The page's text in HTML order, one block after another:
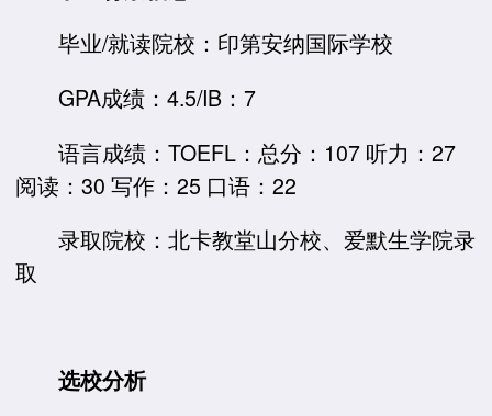
毕业/就读院校：印第安纳国际学校
GPA成绩：4.5/IB：7
语言成绩：TOEFL：总分：107 听力：27
阅读：30 写作：25 口语：22
录取院校：北卡教堂山分校、爱默生学院录
取
选校分析